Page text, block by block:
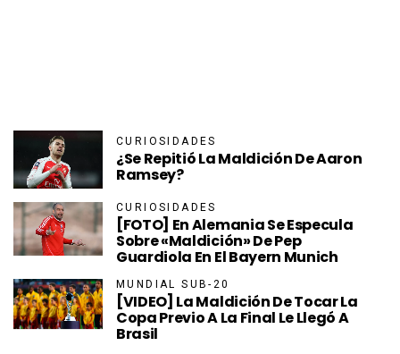
CURIOSIDADES
¿Se Repitió La Maldición De Aaron
Ramsey?
CURIOSIDADES
[FOTO] En Alemania Se Especula
Sobre «maldición» De Pep
Guardiola En El Bayern Munich
MUNDIAL SUB-20
[VIDEO] La Maldición De Tocar La
Copa Previo A La Final Le Llegó A
Brasil